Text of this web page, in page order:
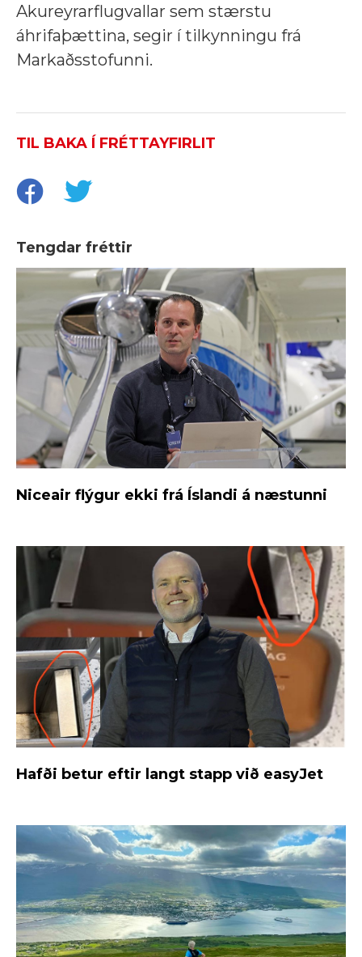
Akureyrarflugvallar sem stærstu
áhrifaþættina, segir í tilkynningu frá
Markaðsstofunni.
TIL BAKA Í FRÉTTAYFIRLIT
Tengdar fréttir
Niceair flýgur ekki frá Íslandi á næstunni
Hafði betur eftir langt stapp við easyJet